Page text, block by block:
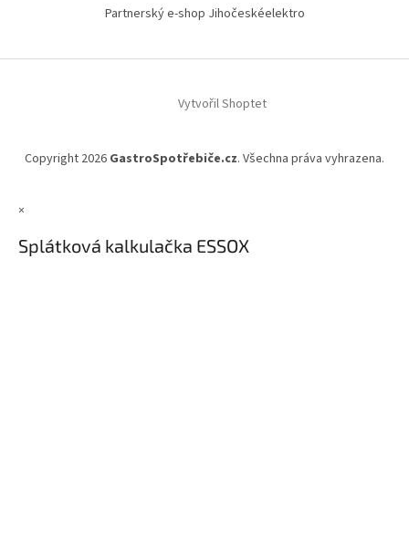
Partnerský e-shop Jihočeskéelektro
Vytvořil Shoptet
Copyright 2026 GastroSpotřebiče.cz. Všechna práva vyhrazena.
×
Splátková kalkulačka ESSOX